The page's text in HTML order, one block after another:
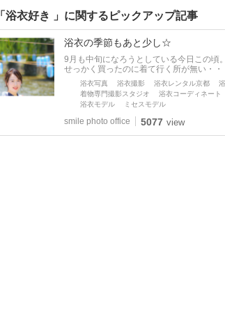
「浴衣好き 」に関するピックアップ記事
浴衣の季節もあと少し☆
9月も中旬になろうとしている今日この頃
せっかく買ったのに着て行く所が無い・
浴衣写真 浴衣撮影 浴衣レンタル京都
着物専門撮影スタジオ
浴衣コーディネート
浴衣モデル
ミセスモデル
smile photo office 5077 view